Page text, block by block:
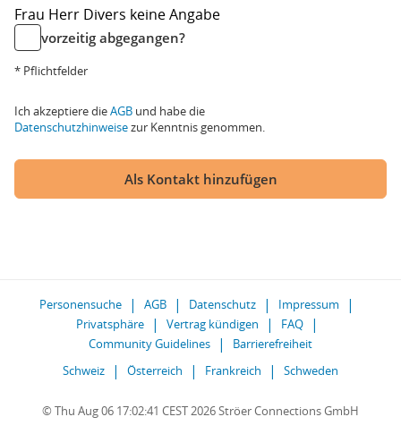
Frau Herr Divers keine Angabe
vorzeitig abgegangen?
* Pflichtfelder
Ich akzeptiere dieAGB und habe die
Datenschutzhinweisezur Kenntnis genommen.
Als Kontakt hinzufügen
Personensuche AGB Datenschutz
Impressum
Privatsphäre
Vertrag kündigen
FAQ
Community Guidelines
Barrierefreiheit
Schweiz
Österreich Frankreich Schweden
© Thu Aug 06 17:02:41 CEST 2026 Ströer Connections GmbH